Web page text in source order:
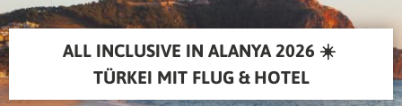
ALL INCLUSIVE IN ALANYA 2026 ☀️
TÜRKEI MIT FLUG & HOTEL